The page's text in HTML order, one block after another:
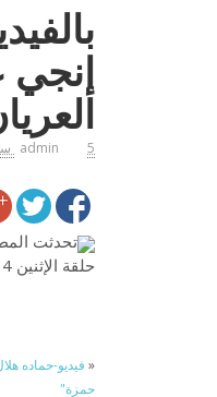
admin 5 سبتمبر، 2017
تحدثت
حلقة الإثنين 4 سبتمبر من برنامج “صاحبة السعادة”، من تقديم إسعاد يونس، على قناة “cbc”.
« فيديو-حماده
حمزة"